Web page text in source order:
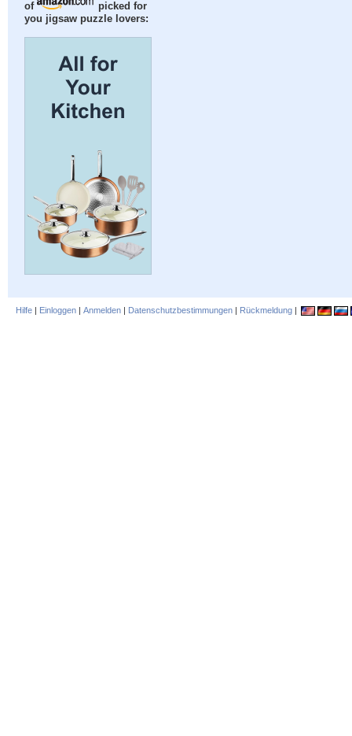
of
picked for
you jigsaw puzzle lovers:
Hilfe | Einloggen | Anmelden | Datenschutzbestimmungen | Rückmeldung |